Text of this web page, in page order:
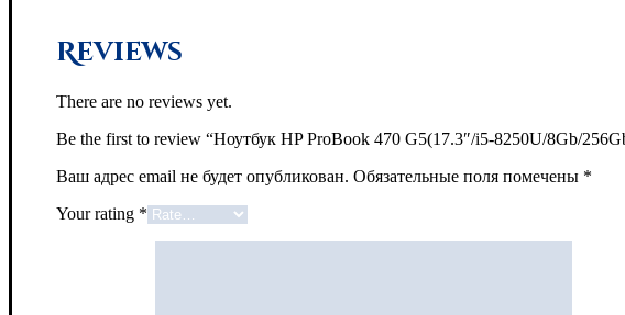
Reviews
There are no reviews yet.
Be the first to review “Ноутбук HP ProBook 470 G5(17.3″/i5-8250U/8Gb/
Ваш адрес email не будет опубликован. Обязательные поля помечены *
Your rating *